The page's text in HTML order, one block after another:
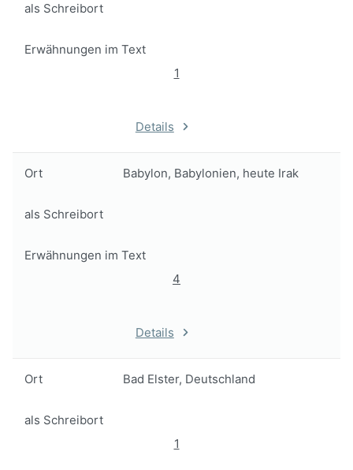
als Schreibort
Erwähnungen im Text
1
Details
Ort Babylon, Babylonien, heute Irak
als Schreibort
Erwähnungen im Text
4
Details
Ort Bad Elster, Deutschland
als Schreibort
1